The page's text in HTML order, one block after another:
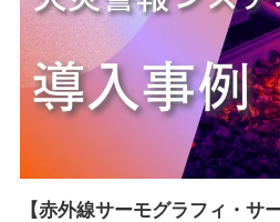
【赤外線サーモグラフィ・サ